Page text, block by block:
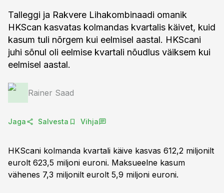
Talleggi ja Rakvere Lihakombinaadi omanik
HKScan kasvatas kolmandas kvartalis käivet, kuid
kasum tuli nõrgem kui eelmisel aastal. HKScani
juhi sõnul oli eelmise kvartali nõudlus väiksem kui
eelmisel aastal.
Rainer Saad
Jaga Salvesta Vihja
HKScani kolmanda kvartali käive kasvas 612,2 miljonilt
eurolt 623,5 miljoni euroni. Maksueelne kasum
vähenes 7,3 miljonilt eurolt 5,9 miljoni euroni.